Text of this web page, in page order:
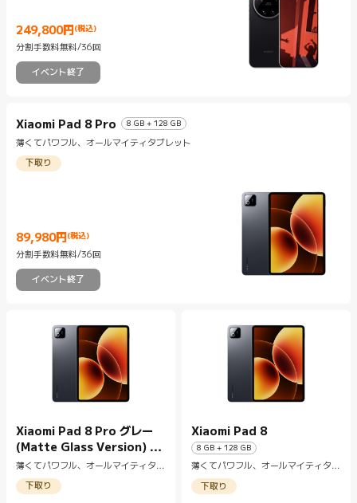
249,800円 (税込)
Current Price 円249800
分割手数料無料/36回
イベント終了
Xiaomi Pad 8 Pro 8 GB + 128 GB
薄くてパワフル、オールマイティタブレット
下取り
89,980円 (税込)
Current Price 円89980
分割手数料無料/36回
イベント終了
Xiaomi Pad 8 Pro グレー
(Matte Glass Version) 12
GB + 512 GB
薄くてパワフル、オールマイティタブ
レット
下取り
Xiaomi Pad 8
8 GB + 128 GB
薄くてパワフル、オールマイティタブ
レット
下取り